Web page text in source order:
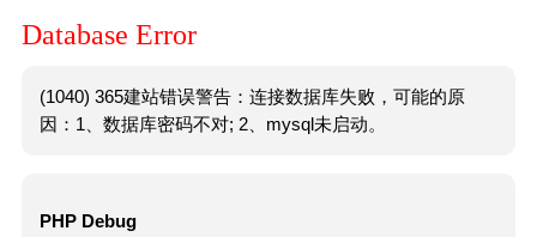
Database Error
(1040) 365建站错误警告：连接数据库失败，可能的原
因：1、数据库密码不对; 2、mysql未启动。
PHP Debug